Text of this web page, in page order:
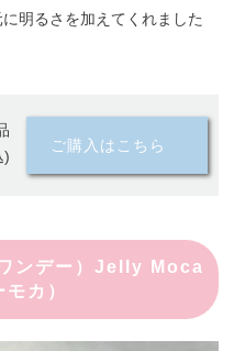
明るさを加えてくれました
)
ご購入はこちら
ンデー）Jelly Moca
モカ）